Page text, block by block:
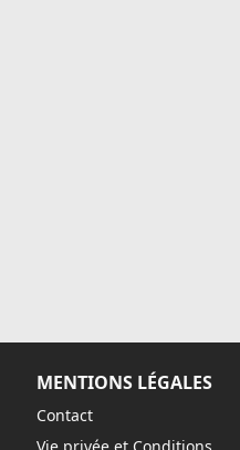
MENTIONS LÉGALES
Contact